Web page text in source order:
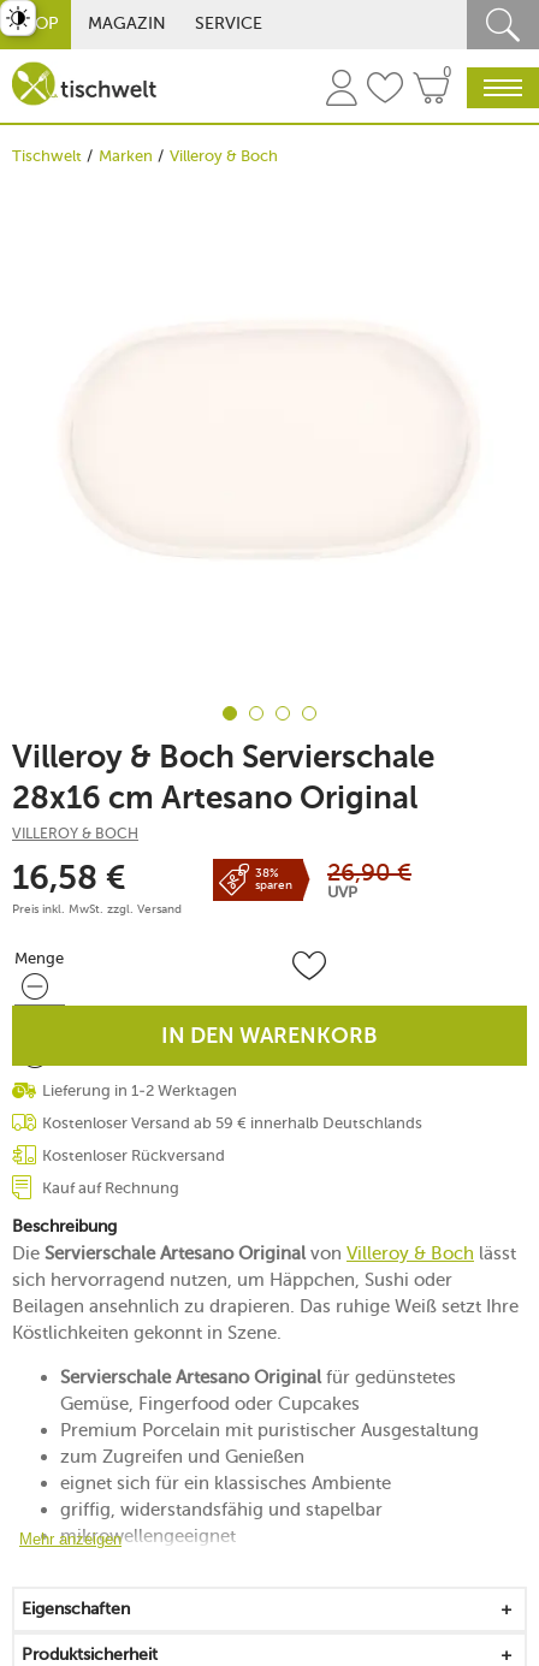
SHOP MAGAZIN SERVICE
0
Tischwelt Marken Villeroy & Boch
Villeroy & Boch Servierschale
28x16 cm Artesano Original
VILLEROY & BOCH
16,58 €
Preis inkl. MwSt. zzgl. Versand
38%
sparen
26,90 €
UVP
Menge
Menge
IN DEN WARENKORB
Lieferung in 1-2 Werktagen
Kostenloser Versand ab 59 € innerhalb Deutschlands
Kostenloser Rückversand
Kauf auf Rechnung
Beschreibung
Die Servierschale Artesano Originalvon Villeroy & Boch lässt
sich hervorragend nutzen, um Häppchen, Sushi oder
Beilagen ansehnlich zu drapieren. Das ruhige Weiß setzt Ihre
Köstlichkeiten gekonnt in Szene.
Servierschale Artesano Originalfür gedünstetes
Gemüse, Fingerfood oder Cupcakes
Premium Porcelain mit puristischer Ausgestaltung
zum Zugreifen und Genießen
eignet sich für ein klassisches Ambiente
griffig, widerstandsfähig und stapelbar
mikrowellengeeignet
Mehr anzeigen
Eigenschaften
Produktsicherheit
umschalten